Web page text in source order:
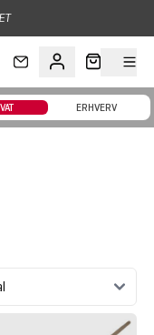
ERHVERV